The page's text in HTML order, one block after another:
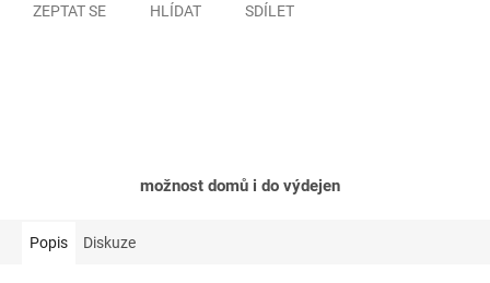
ZEPTAT SE HLÍDAT SDÍLET
možnost domů i do výdejen
Popis Diskuze